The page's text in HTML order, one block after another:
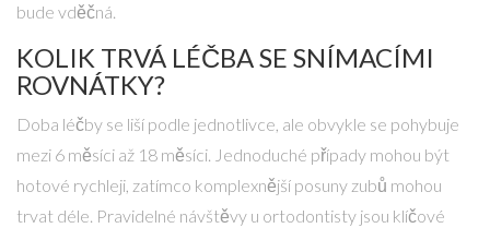
bude vděčná.
KOLIK TRVÁ LÉČBA SE SNÍMACÍMI
ROVNÁTKY?
Doba léčby se liší podle jednotlivce, ale obvykle se pohybuje
mezi 6 měsíci až 18 měsíci. Jednoduché případy mohou být
hotové rychleji, zatímco komplexnější posuny zubů mohou
trvat déle. Pravidelné návštěvy u ortodontisty jsou klíčové